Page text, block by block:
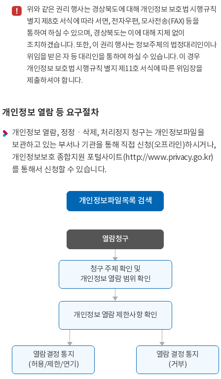
위와 같은 권리 행사는 경상북도에 대해 개인정보 보호법 시행규칙
별지 제8호 서식에 따라 서면, 전자우편, 모사전송(FAX) 등을
통하여 하실 수 있으며, 경상북도는 이에 대해 지체 없이
조치하겠습니다. 또한, 이 권리 행사는 정보주체의 법정대리인이나
위임을 받은 자 등 대리인을 통하여 하실 수 있습니다. 이 경우
개인정보 보호법 시행규칙 별지 제11호 서식에 따른 위임장을
제출하셔야 합니다.
개인정보 열람 등 요구절차
개인정보 열람, 정정ㆍ삭제, 처리정지 청구는 개인정보파일을
보관하고 있는 부서나 기관을 통해 직접 신청(오프라인)하시거나,
개인정보보호 종합지원 포털사이트(http://www.privacy.go.kr)
를 통해서 신청할 수 있습니다.
개인정보파일목록 검색
열람청구
청구 주체 확인 및
개인정보 열람 범위 확인
개인정보 열람 제한사항 확인
열람결정 통지
(허용/제한/연기)
열람 결정 통지
(거부)